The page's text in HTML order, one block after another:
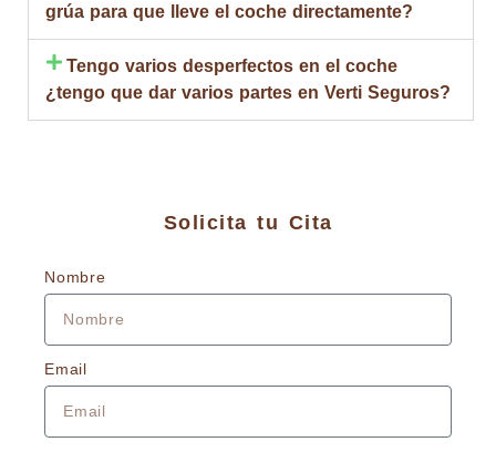
grúa para que lleve el coche directamente?
Tengo varios desperfectos en el coche
¿tengo que dar varios partes en Verti Seguros?
Solicita tu Cita
Nombre
Email